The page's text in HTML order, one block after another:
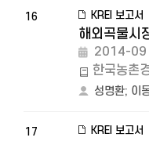
16 KREI 보고서
해외곡물시
2014-09
한국농촌
성명환; 이
17 KREI 보고서